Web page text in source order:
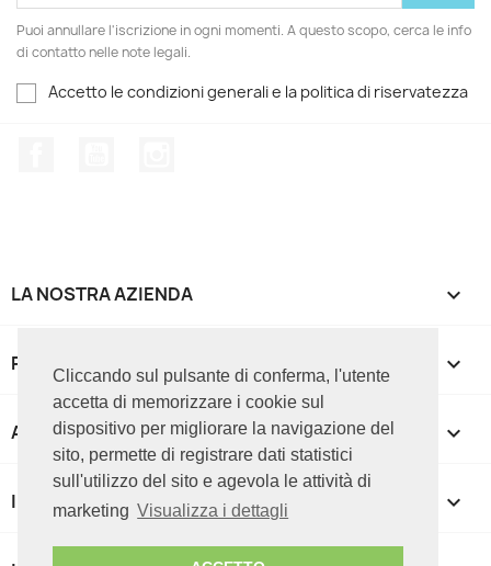
Cliccando sul pulsante di conferma, l'utente
accetta di memorizzare i cookie sul
dispositivo per migliorare la navigazione del
sito, permette di registrare dati statistici
sull'utilizzo del sito e agevola le attività di
marketing Visualizza i dettagli
Puoi annullare l'iscrizione in ogni momenti. A questo scopo, cerca le info
di contatto nelle note legali.
Accetto le condizioni generali e la politica di riservatezza
LA NOSTRA AZIENDA 
PRODOTTI 
APPROFONDIMENTI 
IL TUO ACCOUNT 